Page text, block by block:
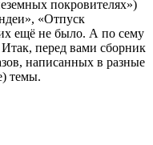
покровителях»)
«Отпуск
ещё не было. А по сему
перед вами сборник
написанных в разные
темы.